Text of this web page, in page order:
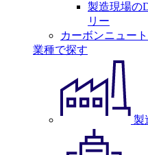
製造現場の
リー
カーボンニュー
業種で探す
製